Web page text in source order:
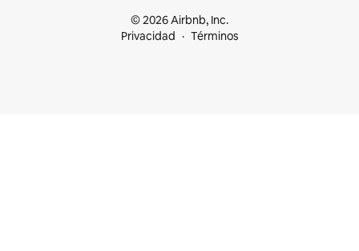
© 2026 Airbnb, Inc.
Privacidad
Términos